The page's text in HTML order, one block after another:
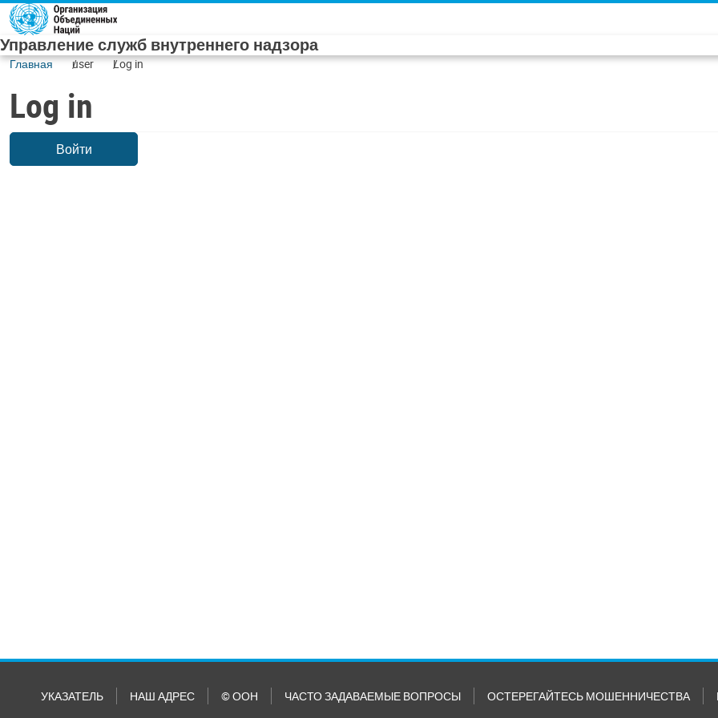
Skip to main content
Управление служб внутреннего надзора
Главная user Log in
Log in
Войти
УКАЗАТЕЛЬ НАШ АДРЕС © ООН ЧАСТО ЗАДАВАЕМЫЕ ВОПРОСЫ ОСТЕРЕГАЙТЕСЬ МОШЕННИЧЕСТВА